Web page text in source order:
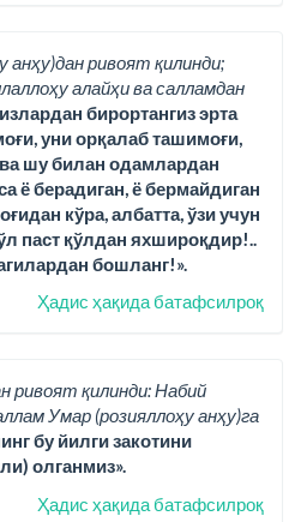
анҳу)дан ривоят қилинди;
алайҳи ва салламдан
бирортангиз эрта
уни орқалаб ташимоғи,
шу билан одамлардан
ё берадиган, ё бермайдиган
кўра, албатта, ўзи учун
паст қўлдан яхшироқдир!..
бошланг!».
Ҳадис ҳақида батафсилроқ
ривоят қилинди: Набий
Умар (розияллоҳу анҳу)га
бу йилги закотини
олганмиз».
Ҳадис ҳақида батафсилроқ